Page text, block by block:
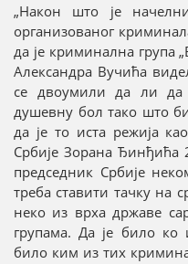
„Након што је
организованог
да је криминална група
Александра Вучића
се двоумили да ли
душевну бол тако што
да је то иста режија
Србије Зорана Ђинђића
председник Србије
треба ставити тачку на
неко из врха државе
групама. Да је било ко
било ким из тих